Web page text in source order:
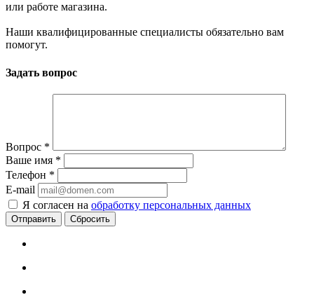
или работе магазина.
Наши квалифицированные специалисты обязательно вам
помогут.
Задать вопрос
Вопрос *
Ваше имя *
Телефон *
E-mail
Я согласен на обработку персональных данных
Сбросить